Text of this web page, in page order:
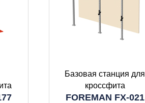
Базовая станция для
кроссфита
FOREMAN FX-021